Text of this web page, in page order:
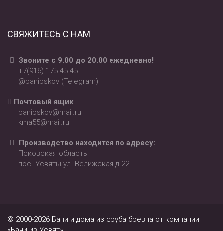
СВЯЖИТЕСЬ С НАМ
Звоните с 9.00 до 20.00 ежедневно!
+7(916) 175-45-45
@banipskov (Telegram)
Почтовый ящик
banipskov@mail.ru
kma55@mail.ru
Производство находится по адресу:
Псковская область
пос. Усвяты ул. Велижская д.22
© 2000-2026 Бани и дома из сруба бревна от компании